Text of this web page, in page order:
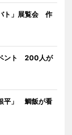
ト」展覧会 作
ベント 200人が
平」 鯛飯が看